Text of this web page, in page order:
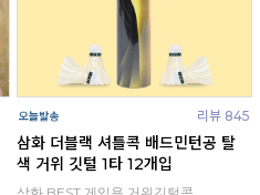
리뷰 845
삼화 더블랙 셔틀콕 배드민턴공 탈
색 거위 깃털 1타 12개입
삼화 BEST 게임용 거위깃털콕